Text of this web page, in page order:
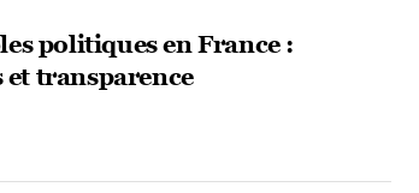
politiques en France :
transparence